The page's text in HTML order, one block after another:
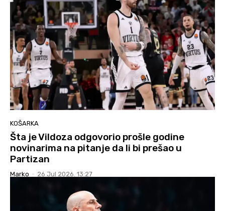
KOŠARKA
Šta je Vildoza odgovorio prošle godine
novinarima na pitanje da li bi prešao u
Partizan
Marko - 26 Jul 2026. 13:27